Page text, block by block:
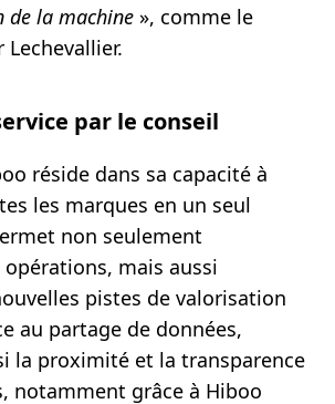
de la machine », comme le
par le conseil
réside dans sa capacité à
les marques en un seul
non seulement
mais aussi
pistes de valorisation
au partage de données,
la proximité et la transparence
notamment grâce à Hiboo